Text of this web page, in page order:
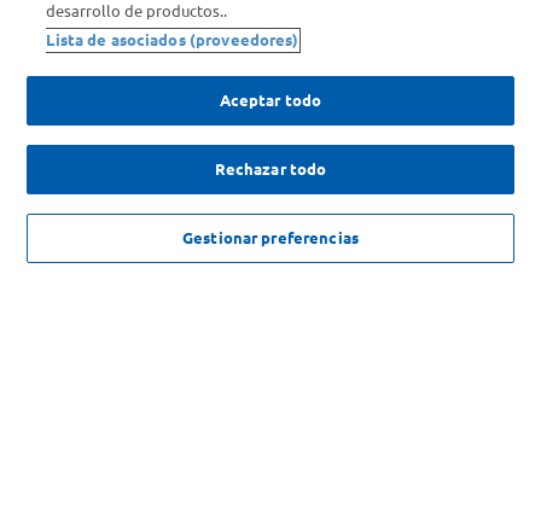
$376.999,00
Comprá Online
Enterate de nuestras ofertas
Dejanos tu mail para recibir todas las ofertas y promociones antes
que nadie.
Provincia
ENVIAR
desarrollo de productos..
Lista de asociados (proveedores)
Aceptar todo
Rechazar todo
Gestionar preferencias